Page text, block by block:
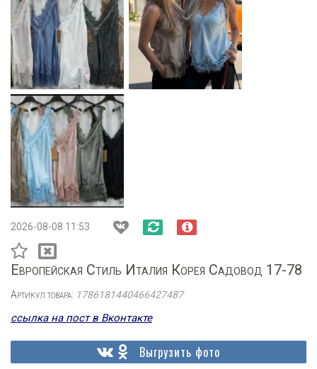
2026-08-08 11:53
Европейская Стиль Италия Корея Садовод 17-78
Артикул товара: 1786181440466427487
ссылка на пост в Вконтакте
Выгрузить фото